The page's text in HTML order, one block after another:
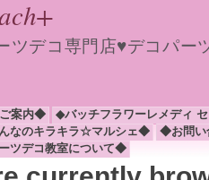
ツデコ専門店♥デコパ
案内◆
◆バッチフラワーレメディ
なのキラキラ☆マルシェ◆
◆お問
ツデコ教室について◆